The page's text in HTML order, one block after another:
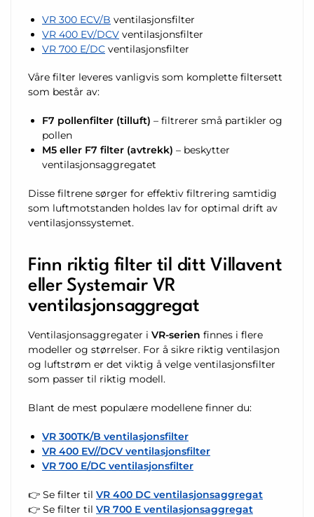
VR 300 ECV/B ventilasjonsfilter
VR 400 EV/DCV ventilasjonsfilter
VR 700 E/DC ventilasjonsfilter
Våre filter leveres vanligvis som komplette filtersett
som består av:
F7 pollenfilter (tilluft) – filtrerer små partikler og
pollen
M5 eller F7 filter (avtrekk) – beskytter
ventilasjonsaggregatet
Disse filtrene sørger for effektiv filtrering samtidig
som luftmotstanden holdes lav for optimal drift av
ventilasjonssystemet.
Finn riktig filter til ditt Villavent
eller Systemair VR
ventilasjonsaggregat
Ventilasjonsaggregater i VR-serien finnes i flere
modeller og størrelser. For å sikre riktig ventilasjon
og luftstrøm er det viktig å velge ventilasjonsfilter
som passer til riktig modell.
Blant de mest populære modellene finner du:
VR 300TK/B ventilasjonsfilter
VR 400 EV//DCV ventilasjonsfilter
VR 700 E/DC ventilasjonsfilter
👉 Se filter til VR 400 DC ventilasjonsaggregat
👉 Se filter til VR 700 E ventilasjonsaggregat